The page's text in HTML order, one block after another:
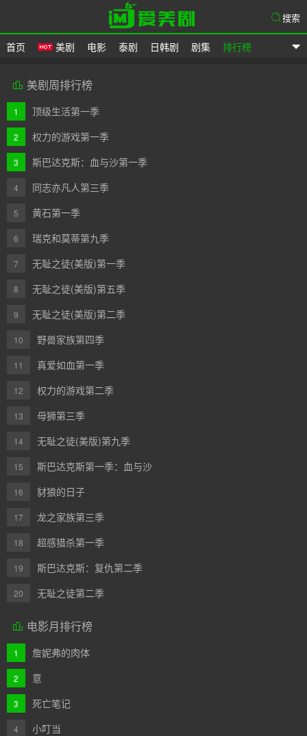
首页 美剧 电影 泰剧 日韩剧 剧集 排行榜
搜索
 美剧周排行榜
1 顶级生活第一季
2 权力的游戏第一季
3 斯巴达克斯：血与沙第一季
4 同志亦凡人第三季
5 黄石第一季
6 瑞克和莫蒂第九季
7 无耻之徒(美版)第一季
8 无耻之徒(美版)第五季
9 无耻之徒(美版)第二季
10 野兽家族第四季
11 真爱如血第一季
12 权力的游戏第二季
13 母狮第三季
14 无耻之徒(美版)第九季
15 斯巴达克斯第一季：血与沙
16 豺狼的日子
17 龙之家族第三季
18 超感猎杀第一季
19 斯巴达克斯：复仇第二季
20 无耻之徒第二季
 电影月排行榜
1 詹妮弗的肉体
2 意
3 死亡笔记
4 小叮当